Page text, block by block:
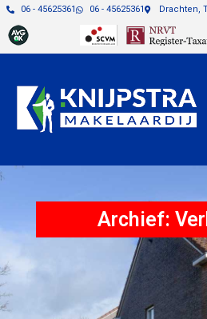
06 - 45625361 06 - 45625361 Drachten,
Archief: